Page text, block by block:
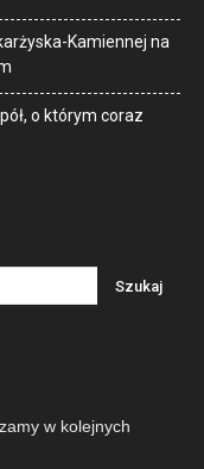
Kamiennej na
o którym coraz
w kolejnych